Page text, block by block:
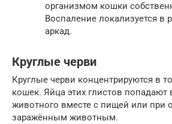
организмом кошки
Воспаление локализуется в
аркад.
Круглые черви
Круглые черви концентрируются в
кошек. Яйца этих глистов попадают
животного вместе с пищей или при
заражённым животным.